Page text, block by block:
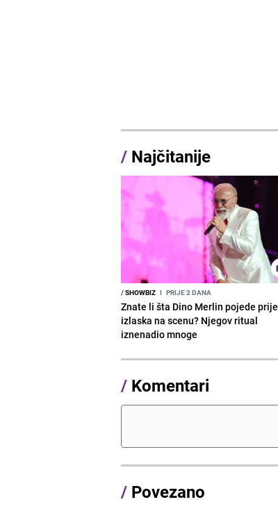
/ Najčitanije
/SHOWBIZ I PRIJE 2 DANA
Znate li šta Dino Merlin pojede prije
izlaska na scenu? Njegov ritual
iznenadio mnoge
/ Komentari
/ Povezano